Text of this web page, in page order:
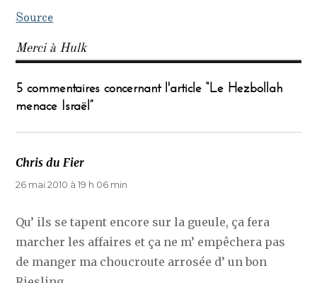
Source
Merci à Hulk
5 commentaires concernant l'article “Le Hezbollah
menace Israël”
Chris du Fier
26 mai 2010 à 19 h 06 min
Qu’ ils se tapent encore sur la gueule, ça fera
marcher les affaires et ça ne m’ empêchera pas
de manger ma choucroute arrosée d’ un bon